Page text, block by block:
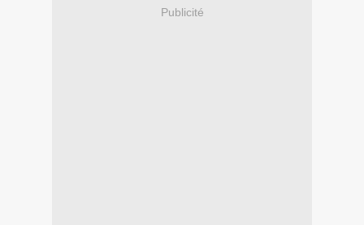
Publicité